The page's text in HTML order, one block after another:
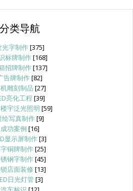
分类导航
光字制作[375]
标牌制作[168]
招牌制作[137]
告牌制作[82]
雕刻制品 [27]
亮化工程 [39]
宇泛光照明 [59]
绘写真制作[9]
成功案例 [16]
显示屏制作[3]
铜牌制作[25]
钢字制作[45]
店面装修 [13]
日光灯管[3]